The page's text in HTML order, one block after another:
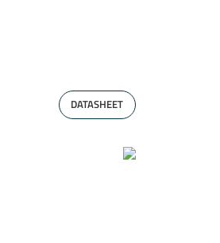
DATASHEET